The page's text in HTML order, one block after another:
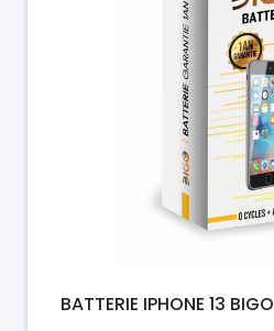
BATTERIE IPHONE 13